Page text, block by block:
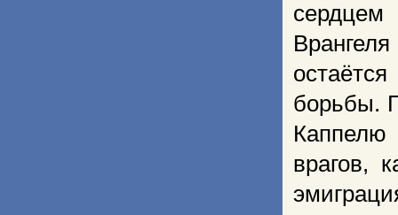
сердцем
борьбы.
Каппелю
врагов,